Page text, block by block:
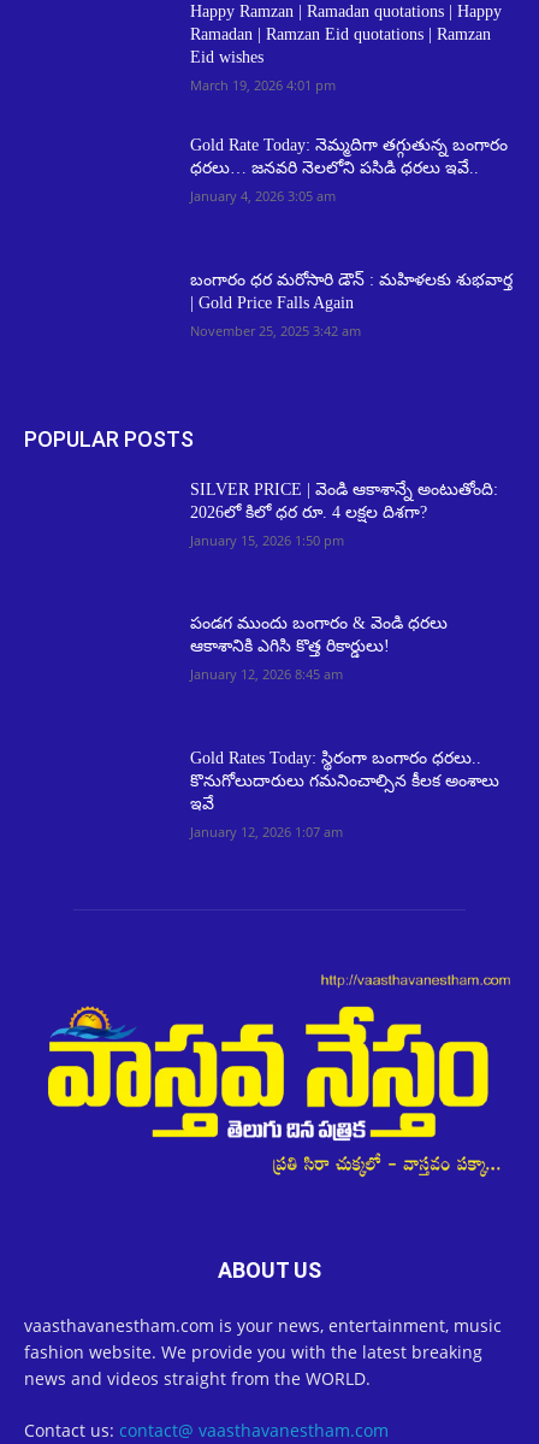
Happy Ramzan | Ramadan quotations | Happy
Ramadan | Ramzan Eid quotations | Ramzan
Eid wishes
March 19, 2026 4:01 pm
Gold Rate Today: నెమ్మదిగా తగ్గుతున్న బంగారం
ధరలు… జనవరి నెలలోని పసిడి ధరలు ఇవే..
January 4, 2026 3:05 am
బంగారం ధర మరోసారి డౌన్ : మహిళలకు శుభవార్త
| Gold Price Falls Again
November 25, 2025 3:42 am
POPULAR POSTS
SILVER PRICE | వెండి ఆకాశాన్నే అంటుతోంది:
2026లో కిలో ధర రూ. 4 లక్షల దిశగా?
January 15, 2026 1:50 pm
పండగ ముందు బంగారం & వెండి ధరలు
ఆకాశానికి ఎగిసి కొత్త రికార్డులు!
January 12, 2026 8:45 am
Gold Rates Today: స్థిరంగా బంగారం ధరలు..
కొనుగోలుదారులు గమనించాల్సిన కీలక అంశాలు
ఇవే
January 12, 2026 1:07 am
ABOUT US
vaasthavanestham.com is your news, entertainment, music
fashion website. We provide you with the latest breaking
news and videos straight from the WORLD.
Contact us: contact@ vaasthavanestham.com